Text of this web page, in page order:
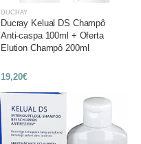
DUCRAY
Ducray Kelual DS Champô
Anti-caspa 100ml + Oferta
Elution Champô 200ml
19,20€